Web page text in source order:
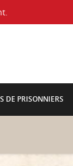
DE PRISONNIERS